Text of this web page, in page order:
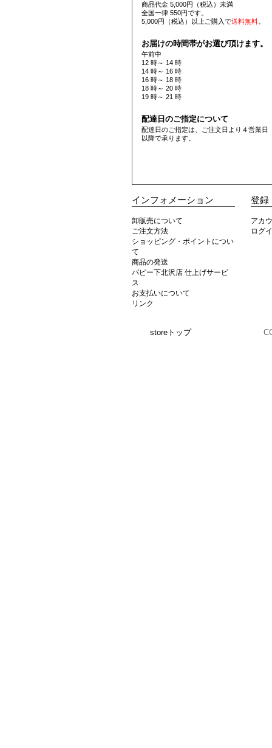
商品代金 5,000円（税込）未満
全国一律 550円です。
5,000円（税込）以上ご購入で送料無料。
お届けの時間帯がお選び頂けます。
午前中
12 時～ 14 時
14 時～ 16 時
16 時～ 18 時
18 時～ 20 時
19 時～ 21 時
配達日のご指定について
配達日のご指定は、ご注文日より４営業日
以降で承ります。
インフォメーション
卸販売について
ご注文方法
ショッピング・ポイントについ
て
商品の発送
パピー下北沢店 仕上げサービ
ス
お支払いについて
リンク
登録
アカ
ログ
storeトップ